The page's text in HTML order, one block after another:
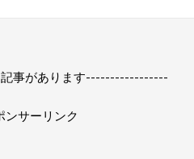
事があります-----------------
ンサーリンク